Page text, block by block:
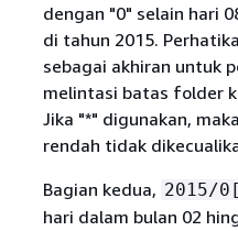
dengan "0" selain hari
di tahun 2015.
sebagai akhiran untuk
melintasi batas folder
Jika "*" digunakan,
rendah tidak
Bagian kedua, 2015/
hari dalam bulan 02